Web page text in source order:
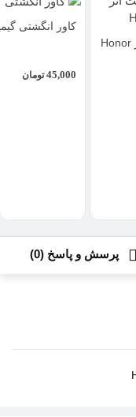
دوربین پشت آنر Honor
کاور انگشتی
45,000 تومان
پرسش و پاسخ (0)